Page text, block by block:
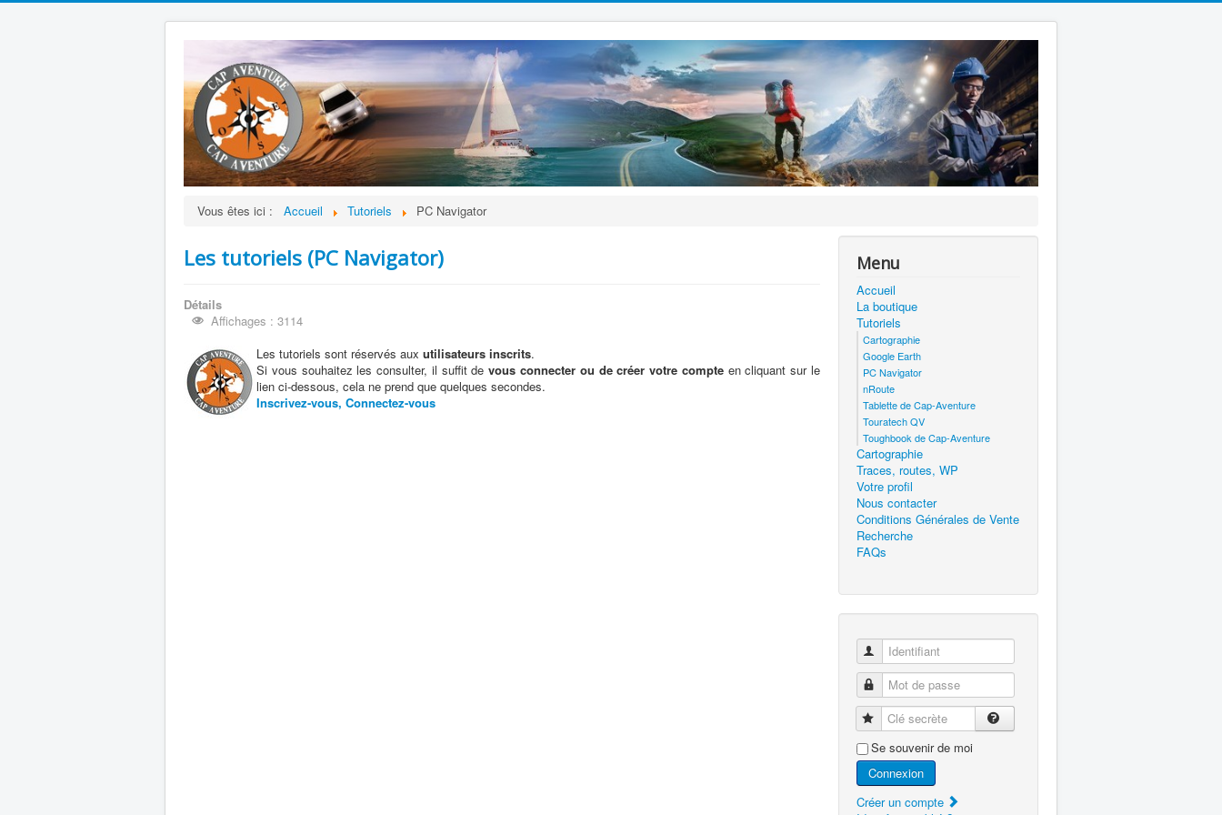
Vous êtes ici : Accueil Tutoriels PC Navigator
Les tutoriels (PC Navigator)
Détails
Affichages : 3114
Les tutoriels sont réservés aux utilisateurs inscrits.
Si vous souhaitez les consulter, il suffit devous connecter ou de créer votre compteen cliquant sur le
lien ci-dessous, cela ne prend que quelques secondes.
Inscrivez-vous, Connectez-vous
Menu
Accueil
La boutique
Tutoriels
Cartographie
Google Earth
PC Navigator
nRoute
Tablette de Cap-Aventure
Touratech QV
Toughbook de Cap-Aventure
Cartographie
Traces, routes, WP
Votre profil
Nous contacter
Conditions Générales de Vente
Recherche
FAQs
Identifiant
Mot de passe
Clé secrète
Se souvenir de moi
Connexion
Créer un compte